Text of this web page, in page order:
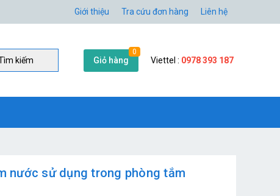
Giới thiệu Tra cứu đơn hàng Liên hệ
kiếm Giỏ hàng
0
Viettel : 0978 393 187
nước sử dụng trong phòng tắm